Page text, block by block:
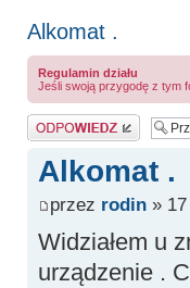
Alkomat .
Regulamin działu
Jeśli swoją przygodę z tym
Odpowiedz
Alkomat .
przez rodin» 17
Widziałem u
urządzenie .